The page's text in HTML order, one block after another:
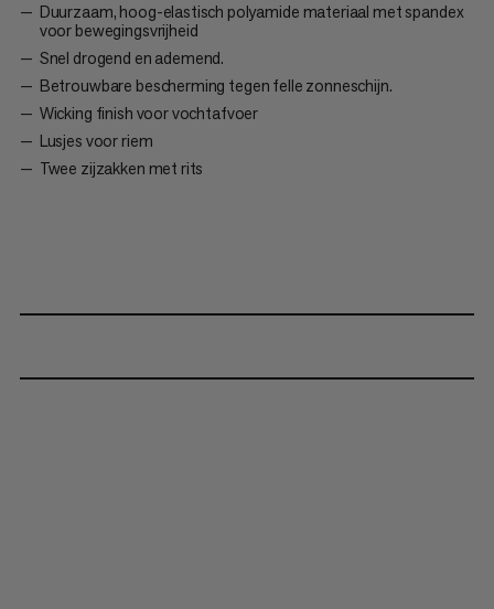
Duurzaam, hoog-elastisch polyamide materiaal met spandex
voor bewegingsvrijheid
Snel drogend en ademend.
Betrouwbare bescherming tegen felle zonneschijn.
Wicking finish voor vochtafvoer
Lusjes voor riem
Twee zijzakken met rits